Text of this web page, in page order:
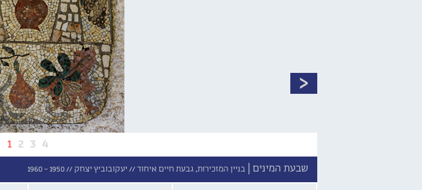
1 2 3 4
שבעת המינים | בניין המזכירות, גבעת חיים איחוד // יעקובוביץ יצחק //1950 - 1960